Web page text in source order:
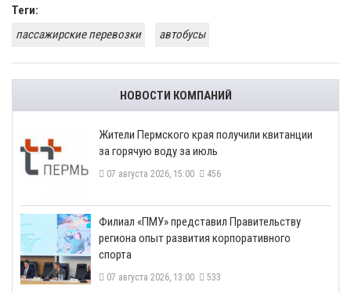
Теги:
пассажирские перевозки
автобусы
НОВОСТИ КОМПАНИЙ
​Жители Пермского края получили квитанции
за горячую воду за июль
07 августа 2026, 15:00 456
​Филиал «ПМУ» представил Правительству
региона опыт развития корпоративного
спорта
07 августа 2026, 13:00 533